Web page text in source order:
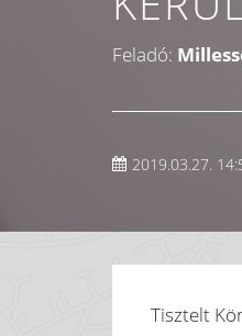
Feladó:
2019.03.27.
Tisztelt